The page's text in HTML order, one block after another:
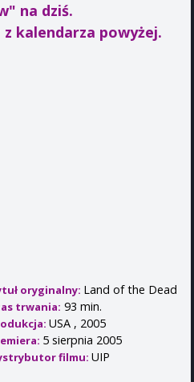
na dziś.
kalendarza powyżej.
oryginalny: Land of the Dead
trwania: 93 min.
USA , 2005
5 sierpnia 2005
filmu: UIP